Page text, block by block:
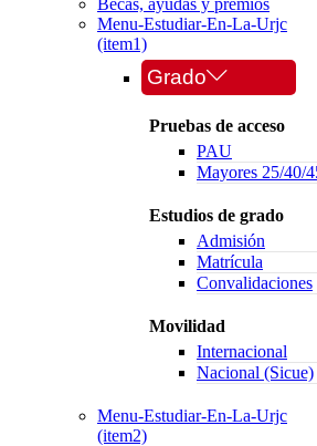
Becas, ayudas y premios
Menu-Estudiar-En-La-Urjc
(item1)
Grado
Pruebas de acceso
PAU
Mayores 25/40/
Estudios de grado
Admisión
Matrícula
Convalidaciones
Movilidad
Internacional
Nacional (Sicue)
Menu-Estudiar-En-La-Urjc
(item2)